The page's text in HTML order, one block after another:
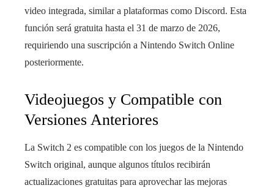
video integrada, similar a plataformas como Discord. Esta
función será gratuita hasta el 31 de marzo de 2026,
requiriendo una suscripción a Nintendo Switch Online
posteriormente.
Videojuegos y Compatible con
Versiones Anteriores
La Switch 2 es compatible con los juegos de la Nintendo
Switch original, aunque algunos títulos recibirán
actualizaciones gratuitas para aprovechar las mejoras